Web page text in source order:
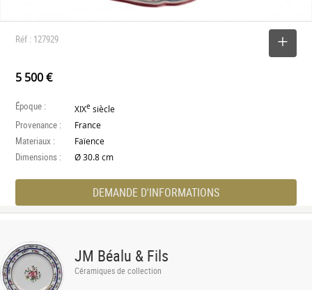
Réf : 127929
5 500 €
Époque : XIXe siècle
Provenance : France
Materiaux : Faïence
Dimensions : Ø 30.8 cm
DEMANDE D'INFORMATIONS
JM Béalu & Fils
Céramiques de collection